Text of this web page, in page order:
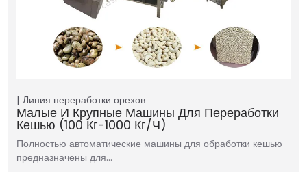
Линия переработки орехов
Малые И Крупные Машины Для Переработки
Кешью (100 Кг-1000 Кг/ч)
Полностью автоматические машины для обработки кешью
предназначены для…